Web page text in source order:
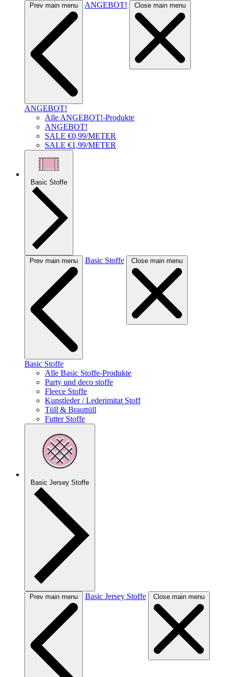
Prev main menu ANGEBOT! Close main menu
ANGEBOT!
Alle ANGEBOT!-Produkte
ANGEBOT!
SALE €0,99/METER
SALE €1,99/METER
Basic Stoffe
Prev main menu Basic Stoffe Close main menu
Basic Stoffe
Alle Basic Stoffe-Produkte
Party und deco stoffe
Fleece Stoffe
Kunstleder / Lederimitat Stoff
Tüll & Brauttüll
Futter Stoffe
Basic Jersey Stoffe
Prev main menu Basic Jersey Stoffe Close main menu